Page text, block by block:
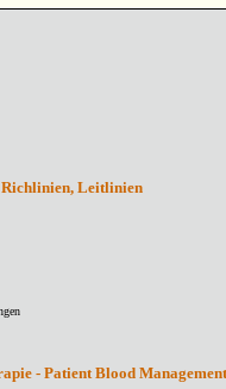
Leitlinien
- Patient Blood